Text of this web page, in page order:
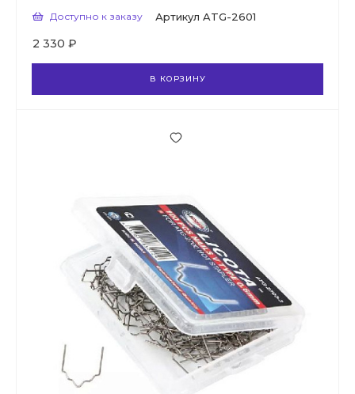
Доступно к заказу Артикул ATG-2601
2 330 ₽
В КОРЗИНУ